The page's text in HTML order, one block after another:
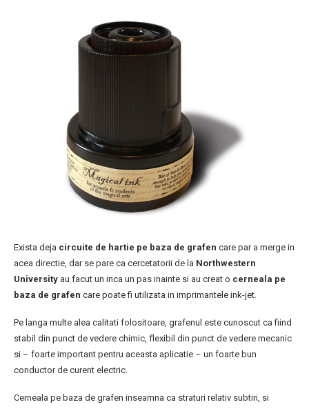
Exista deja circuite de hartie pe baza de grafen care par a merge in
acea directie, dar se pare ca cercetatorii de la Northwestern
University au facut un inca un pas inainte si au creat o cerneala pe
baza de grafen care poate fi utilizata in imprimantele ink-jet.
Pe langa multe alea calitati folositoare, grafenul este cunoscut ca fiind
stabil din punct de vedere chimic, flexibil din punct de vedere mecanic
si – foarte important pentru aceasta aplicatie – un foarte bun
conductor de curent electric.
Cerneala pe baza de grafen inseamna ca straturi relativ subtiri, si